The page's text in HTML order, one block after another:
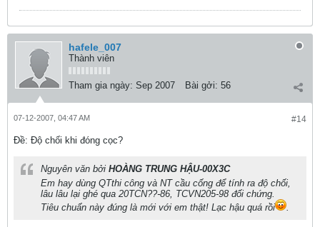
hafele_007
Thành viên
Tham gia ngày: Sep 2007 Bài gởi: 56
#14
07-12-2007, 04:47 AM
Ðề: Độ chối khi đóng cọc?
Nguyên văn bởi HOÀNG TRUNG HẬU-00X3C
Em hay dùng QTthi công và NT cầu cống để tính ra độ chối,
lâu lâu lại ghé qua 20TCN??-86, TCVN205-98 đối chứng.
Tiêu chuẩn này đúng là mới với em thật! Lạc hậu quá rồi
.